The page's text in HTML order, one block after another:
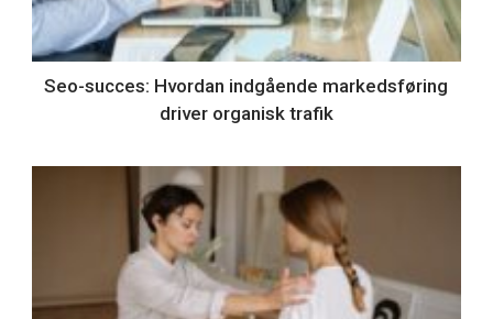
Seo-succes: Hvordan indgående markedsføring
driver organisk trafik